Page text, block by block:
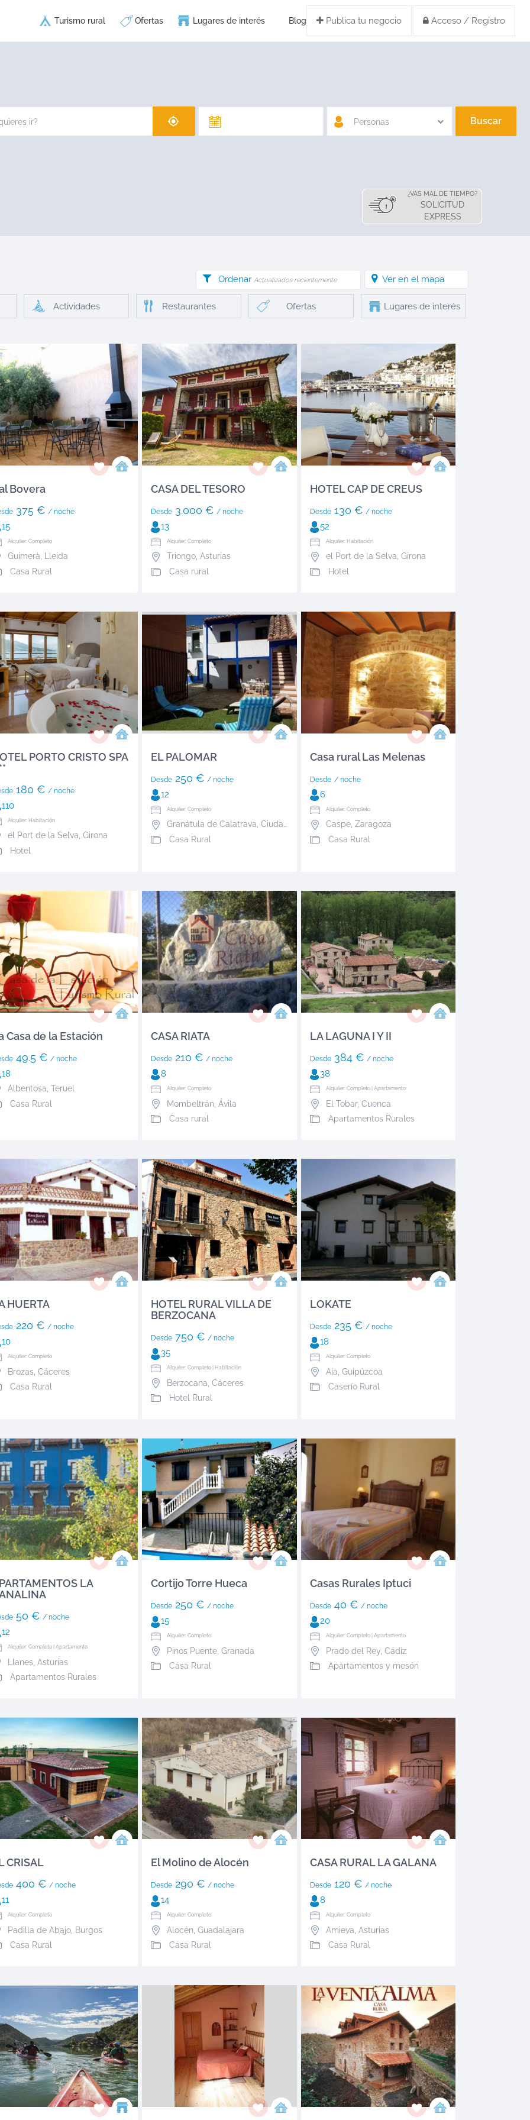
Publica tu negocio Acceso / Registro
Turismo rural Ofertas Lugares de interés Blog
Personas Buscar
¿VAS MAL DE TIEMPO?
SOLICITUD
EXPRESS
Ordenar Actualizados recientemente Ver en el mapa
Actividades Restaurantes Ofertas Lugares de interés
Bovera
375 € / noche
15
Alquiler: Completo
Guimerà, Lleida
Casa Rural
CASA DEL TESORO
Desde3.000 € / noche
13
Alquiler: Completo
Triongo, Asturias
Casa rural
HOTEL CAP DE CREUS
Desde130 € / noche
52
Alquiler: Habitación
el Port de la Selva, Girona
Hotel
PORTO CRISTO SPA
180 € / noche
110
Alquiler: Habitación
el Port de la Selva, Girona
Hotel
EL PALOMAR
Desde250 € / noche
12
Alquiler: Completo
Granátula de Calatrava, Ciudad Real
Casa Rural
Casa rural Las Melenas
Desde / noche
6
Alquiler: Completo
Caspe, Zaragoza
Casa Rural
Casa de la Estación
49.5 € / noche
18
Albentosa Teruel
Casa Rural
CASA RIATA
Desde210 € / noche
8
Alquiler: Completo
Mombeltrán Ávila
Casa rural
LA LAGUNA I Y II
Desde384 € / noche
38
Alquiler: Completo | Apartamento
El Tobar, Cuenca
Apartamentos Rurales
HUERTA
220 € / noche
10
Alquiler: Completo
Brozas Cáceres
Casa Rural
HOTEL RURAL VILLA DE
BERZOCANA
Desde750 € / noche
35
Alquiler: Completo | Habitación
Berzocana Cáceres
Hotel Rural
LOKATE
Desde235 € / noche
18
Alquiler: Completo
Aia Guipúzcoa
Caserío Rural
LA
50 € / noche
12
Alquiler: Completo | Apartamento
Llanes Asturias
Apartamentos Rurales
Cortijo Torre Hueca
Desde250 € / noche
15
Alquiler: Completo
Pinos Puente, Granada
Casa Rural
Casas Rurales Iptuci
Desde40 € / noche
20
Alquiler: Completo | Apartamento
Prado del Rey, Cádiz
Apartamentos y mesón
CRISAL
400 € / noche
11
Alquiler: Completo
Padilla de Abajo Burgos
Casa Rural
El Molino de Alocén
Desde290 € / noche
14
Alquiler: Completo
Alocén Guadalajara
Casa Rural
CASA RURAL LA GALANA
Desde120 € / noche
8
Alquiler: Completo
Amieva Asturias
Casa Rural